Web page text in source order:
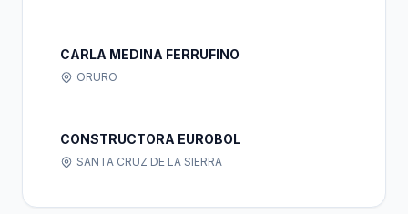
CARLA MEDINA FERRUFINO
ORURO
CONSTRUCTORA EUROBOL
SANTA CRUZ DE LA SIERRA